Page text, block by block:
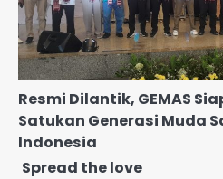
Resmi Dilantik, GEMAS
Satukan Generasi Muda
Indonesia
Spread the love